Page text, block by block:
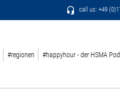
call us: +49
#regionen #happyhour - der HSMA